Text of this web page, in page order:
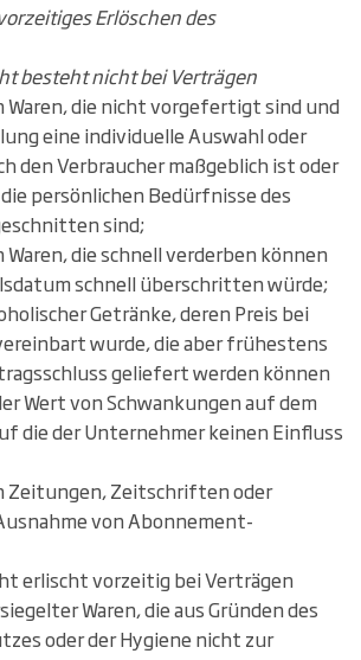
Erlöschen des
besteht nicht bei Verträgen
Waren, die nicht vorgefertigt sind und
eine individuelle Auswahl oder
den Verbraucher maßgeblich ist oder
persönlichen Bedürfnisse des
sind;
die schnell verderben können
schnell überschritten würde;
Getränke, deren Preis bei
wurde, die aber frühestens
geliefert werden können
Wert von Schwankungen auf dem
die der Unternehmer keinen Einfluss
Zeitungen, Zeitschriften oder
von Abonnement-
erlischt vorzeitig bei Verträgen
Waren, die aus Gründen des
oder der Hygiene nicht zur